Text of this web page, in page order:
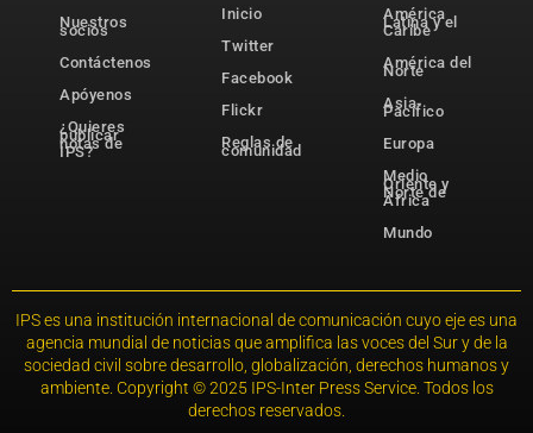
Nuestros
socios
Contáctenos
Apóyenos
¿Quieres
publicar
notas de
IPS?
Inicio
Twitter
Facebook
Flickr
Reglas de
comunidad
América
Latina y el
Caribe
América del
Norte
Asia-
Pacífico
Europa
Medio
Oriente y
Norte de
África
Mundo
IPS es una institución internacional de comunicación cuyo eje es una
agencia mundial de noticias que amplifica las voces del Sur y de la
sociedad civil sobre desarrollo, globalización, derechos humanos y
ambiente. Copyright © 2025 IPS-Inter Press Service. Todos los
derechos reservados.